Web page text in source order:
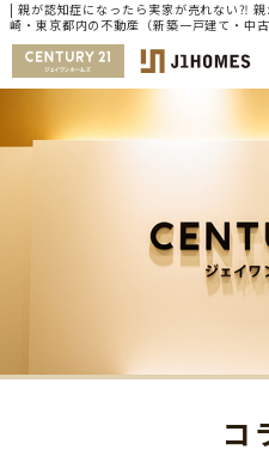
| 親が認知症になったら実家が売れない⁈
崎・東京都内の不動産（新築一戸建て・中
ュリー21ジェイワンホームズ
コ